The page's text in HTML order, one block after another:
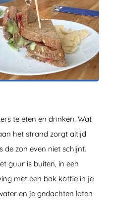
ZOEKEN
te eten en drinken. Wat
het strand zorgt altijd
de zon even niet schijnt.
guur is buiten, in een
met een bak koffie in je
en je gedachten laten